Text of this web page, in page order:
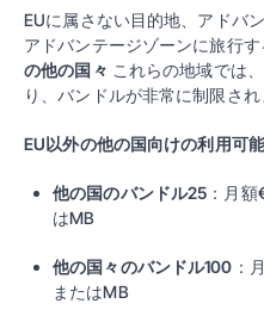
EUに属さない目的地、アドバ
アドバンテージゾーンに旅行
の他の国々 これらの地域では
り、バンドルが非常に制限され
EU以外の他の国向けの利用可
他の国のバンドル25 ：月
はMB
他の国々のバンドル100 ：
またはMB